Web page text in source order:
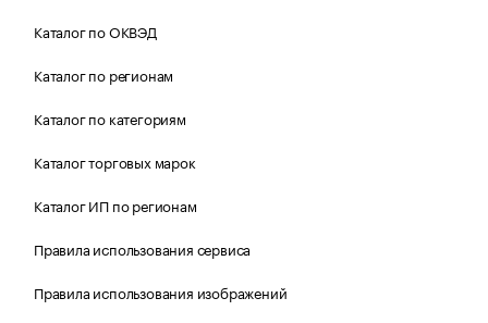
Каталог по ОКВЭД
Каталог по регионам
Каталог по категориям
Каталог торговых марок
Каталог ИП по регионам
Правила использования сервиса
Правила использования изображений